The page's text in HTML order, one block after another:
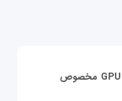
قیمت سرور گرافیکی | خرید GPU Server مخصوص